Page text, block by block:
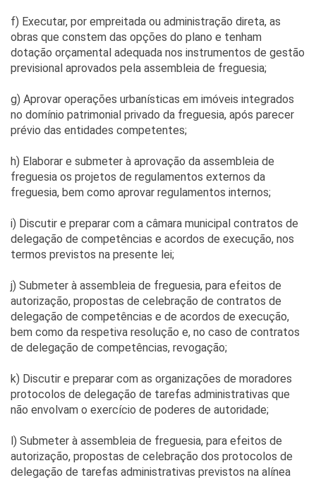
f) Executar, por empreitada ou administração direta, as
obras que constem das opções do plano e tenham
dotação orçamental adequada nos instrumentos de gestão
previsional aprovados pela assembleia de freguesia;
g) Aprovar operações urbanísticas em imóveis integrados
no domínio patrimonial privado da freguesia, após parecer
prévio das entidades competentes;
h) Elaborar e submeter à aprovação da assembleia de
freguesia os projetos de regulamentos externos da
freguesia, bem como aprovar regulamentos internos;
i) Discutir e preparar com a câmara municipal contratos de
delegação de competências e acordos de execução, nos
termos previstos na presente lei;
j) Submeter à assembleia de freguesia, para efeitos de
autorização, propostas de celebração de contratos de
delegação de competências e de acordos de execução,
bem como da respetiva resolução e, no caso de contratos
de delegação de competências, revogação;
k) Discutir e preparar com as organizações de moradores
protocolos de delegação de tarefas administrativas que
não envolvam o exercício de poderes de autoridade;
l) Submeter à assembleia de freguesia, para efeitos de
autorização, propostas de celebração dos protocolos de
delegação de tarefas administrativas previstos na alínea